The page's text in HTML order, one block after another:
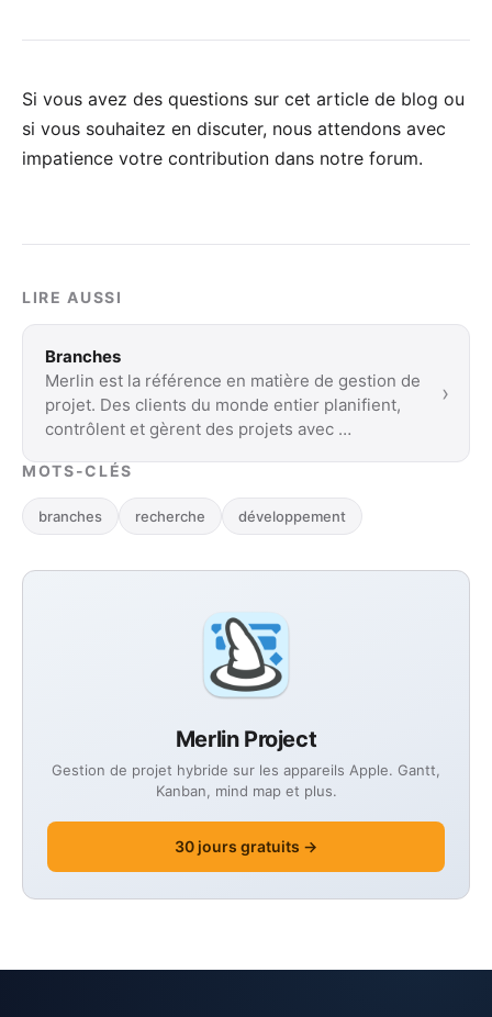
Merlin Project
Gestion de projet hybride sur les appareils Apple. Gantt,
Kanban, mind map et plus.
30 jours gratuits →
Si vous avez des questions sur cet article de blog ou
si vous souhaitez en discuter, nous attendons avec
impatience votre contribution dans notre forum.
LIRE AUSSI
Branches
Merlin est la référence en matière de gestion de
projet. Des clients du monde entier planifient,
contrôlent et gèrent des projets avec …
›
MOTS-CLÉS
branches recherche développement